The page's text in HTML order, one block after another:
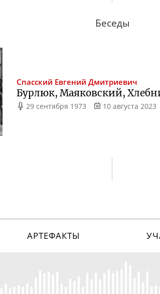
Беседы
Спасский Евгений Дмитриевич
Бурлюк, Маяковский,
29 сентября 1973 10 августа 2023
АРТЕФАКТЫ